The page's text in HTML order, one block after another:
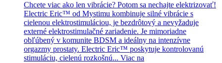
Chcete viac ako len vibrácie? Potom sa nechajte elektrizovať!
Electric Eric™ od Mystimu kombinuje silné vibrácie s
cielenou elektrostimuláciou, je bezdrôtový a nevyžaduje
externé elektrostimulačné zariadenie. Je mimoriadne
obľúbený v komunite BDSM a ideálny na intenzívne
orgazmy prostaty. Electric Eric™ poskytuje kontrolovanú
stimuláciu, cielenú rozkošnú... Viac na